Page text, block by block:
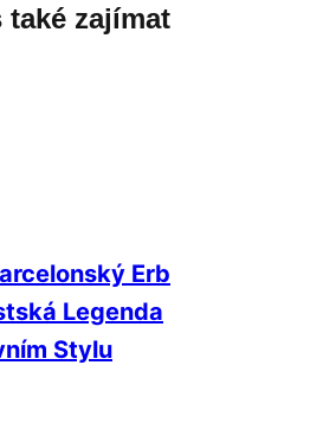
zajímat
Erb
Legenda
Stylu